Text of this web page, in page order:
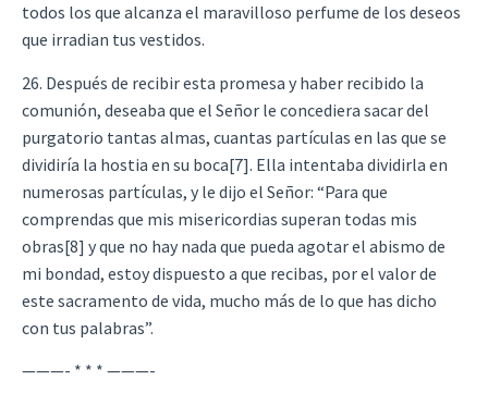
todos los que alcanza el maravilloso perfume de los deseos
que irradian tus vestidos.
26. Después de recibir esta promesa y haber recibido la
comunión, deseaba que el Señor le concediera sacar del
purgatorio tantas almas, cuantas partículas en las que se
dividiría la hostia en su boca[7]. Ella intentaba dividirla en
numerosas partículas, y le dijo el Señor: “Para que
comprendas que mis misericordias superan todas mis
obras[8] y que no hay nada que pueda agotar el abismo de
mi bondad, estoy dispuesto a que recibas, por el valor de
este sacramento de vida, mucho más de lo que has dicho
con tus palabras”.
———- * * * ———-